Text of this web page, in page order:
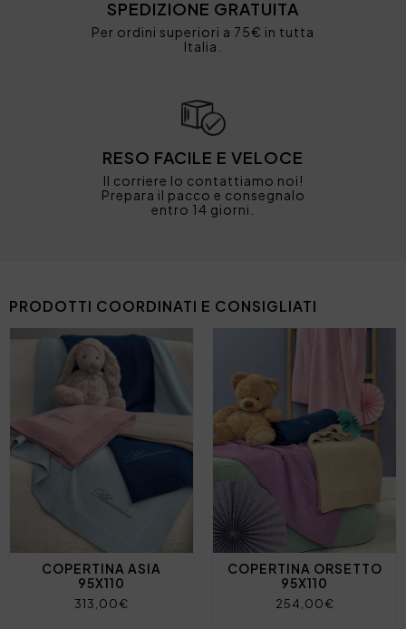
SPEDIZIONE GRATUITA
Per ordini superiori a 75€ in tutta
Italia.
RESO FACILE E VELOCE
Il corriere lo contattiamo noi!
Prepara il pacco e consegnalo
entro 14 giorni.
PRODOTTI COORDINATI E CONSIGLIATI
COPERTINA ASIA
95X110
313,00€
COPERTINA ORSETTO
95X110
254,00€